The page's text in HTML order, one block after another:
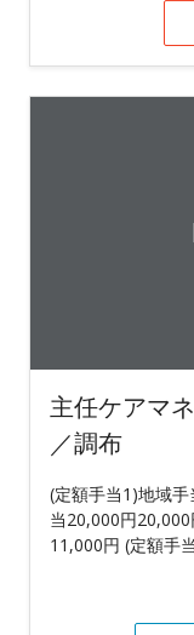
主任ケアマ
／調布
(定額手当1)地域
当20,000円
11,000円 (定額手